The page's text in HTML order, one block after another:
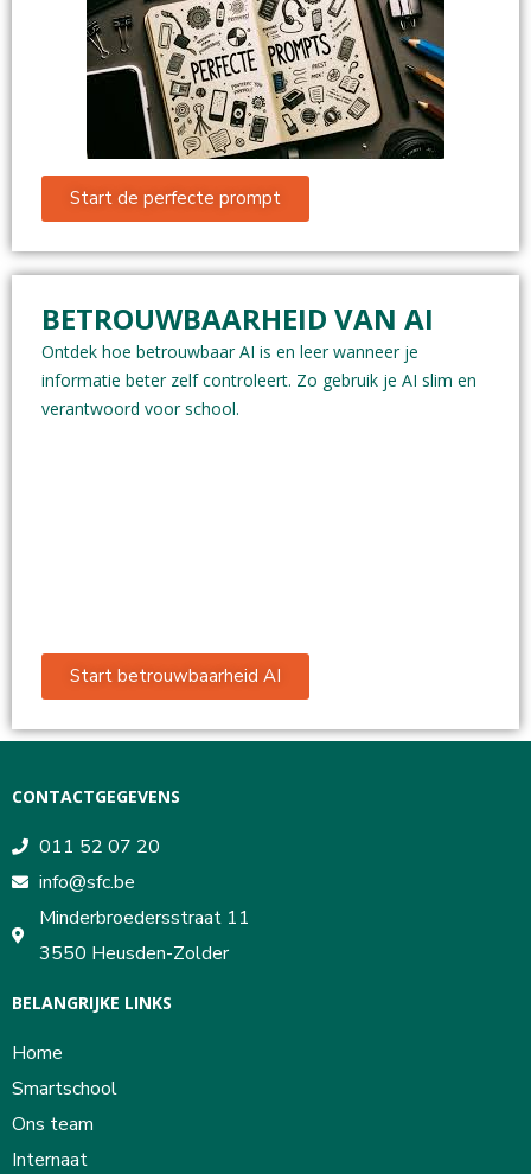
Start de perfecte prompt
BETROUWBAARHEID VAN AI
Ontdek hoe betrouwbaar AI is en leer wanneer je
informatie beter zelf controleert. Zo gebruik je AI slim en
verantwoord voor school.
Start betrouwbaarheid AI
CONTACTGEGEVENS
011 52 07 20
info@sfc.be
Minderbroedersstraat 11
3550 Heusden-Zolder
BELANGRIJKE LINKS
Home
Smartschool
Ons team
Internaat